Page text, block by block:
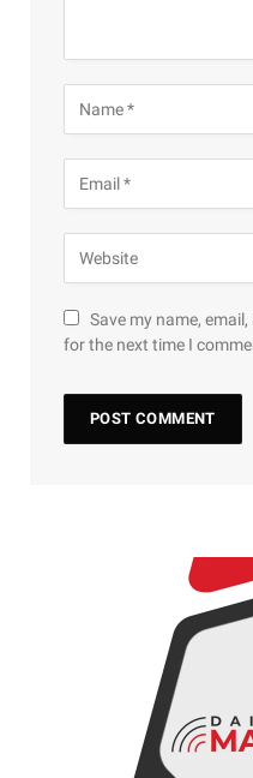
Save my name,
for the next time I